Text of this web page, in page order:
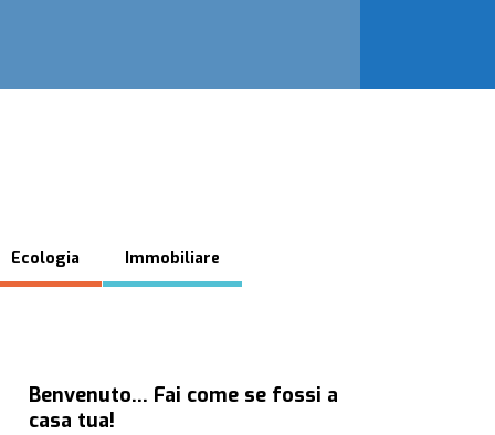
Ecologia Immobiliare
Benvenuto… Fai come se fossi a
casa tua!